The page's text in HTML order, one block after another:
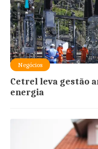
Negócios
Cetrel leva gestão
energia